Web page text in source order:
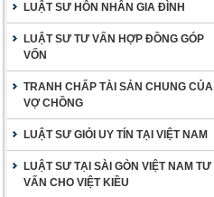
LUẬT SƯ HÔN NHÂN GIA ĐÌNH
LUẬT SƯ TƯ VẤN HỢP ĐỒNG GÓP
VỐN
TRANH CHẤP TÀI SẢN CHUNG CỦA
VỢ CHỒNG
LUẬT SƯ GIỎI UY TÍN TẠI VIỆT NAM
LUẬT SƯ TẠI SÀI GÒN VIỆT NAM TƯ
VẤN CHO VIỆT KIỀU